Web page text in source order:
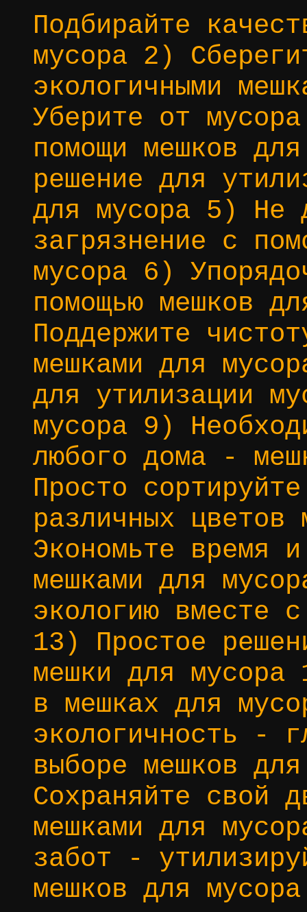
Подбирайте
мусора 2)
экологичными
Уберите от
помощи мешков
решение для
для мусора 5) Не
загрязнение с
мусора 6)
помощью мешков
Поддержите
мешками для
для утилизации
мусора 9)
любого дома -
Просто
различных
Экономьте время
мешками для
экологию вместе
13) Простое
мешки для мусора
в мешках для
экологичность -
выборе мешков
Сохраняйте свой
мешками для
забот -
мешков для